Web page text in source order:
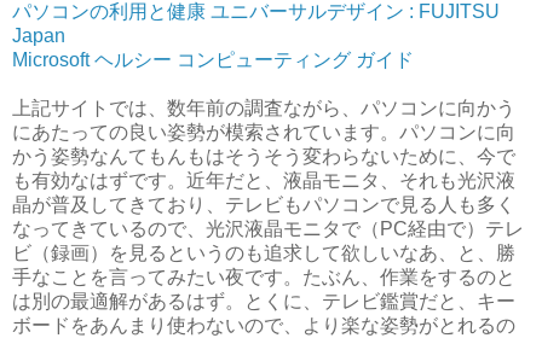
パソコンの利用と健康 ユニバーサルデザイン : FUJITSU
Japan
Microsoft ヘルシー コンピューティング ガイド
上記サイトでは、数年前の調査ながら、パソコンに向かう
にあたっての良い姿勢が模索されています。パソコンに向
かう姿勢なんてもんもはそうそう変わらないために、今で
も有効なはずです。近年だと、液晶モニタ、それも光沢液
晶が普及してきており、テレビもパソコンで見る人も多く
なってきているので、光沢液晶モニタで（PC経由で）テレ
ビ（録画）を見るというのも追求して欲しいなあ、と、勝
手なことを言ってみたい夜です。たぶん、作業をするのと
は別の最適解があるはず。とくに、テレビ鑑賞だと、キー
ボードをあんまり使わないので、より楽な姿勢がとれるの